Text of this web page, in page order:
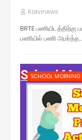
Kalvinews
BRTE பணியிடத்திற்கு
பணியில் பணி
SCHOOL MORNING